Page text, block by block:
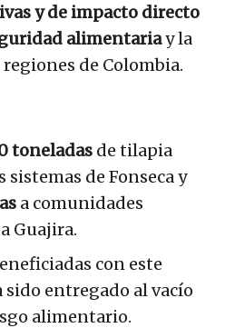
y de impacto directo
alimentariay la
regiones de Colombia.
toneladasde tilapia
sistemas de Fonseca y
a comunidades
Guajira.
con este
sido entregado al vacío
alimentario.